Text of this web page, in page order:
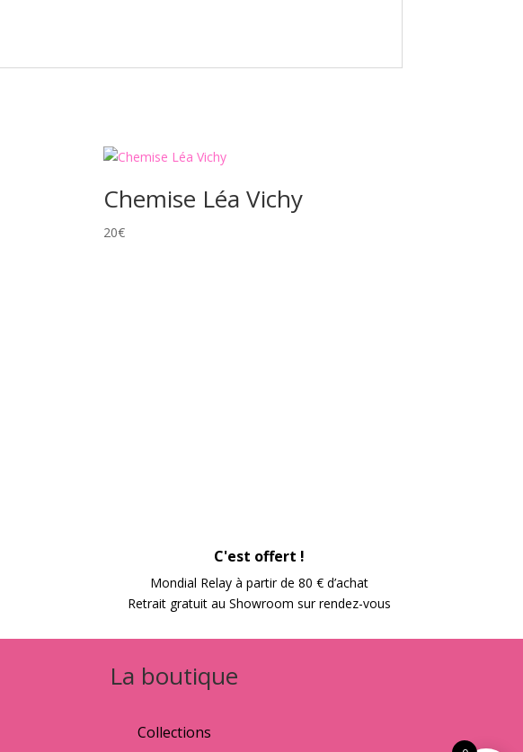
Chemise Léa Vichy
20€
C'est offert !
Mondial Relay à partir de 80 € d’achat
Retrait gratuit au Showroom sur rendez-vous
La boutique
Collections